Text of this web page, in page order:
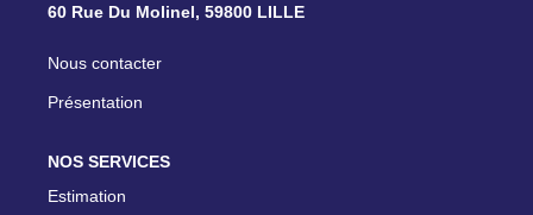
60 Rue Du Molinel, 59800 LILLE
Nous contacter
Présentation
NOS SERVICES
Estimation